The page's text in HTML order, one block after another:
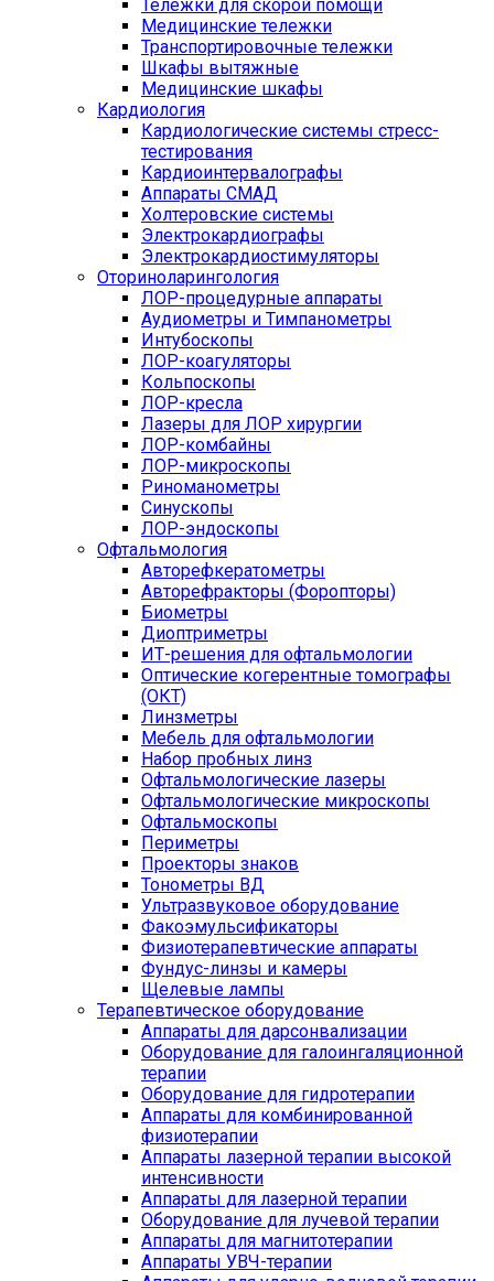
Тележки для скорой помощи
Медицинские тележки
Транспортировочные тележки
Шкафы вытяжные
Медицинские шкафы
Кардиология
Кардиологические системы стресс-
тестирования
Кардиоинтервалографы
Аппараты СМАД
Холтеровские системы
Электрокардиографы
Электрокардиостимуляторы
Оториноларингология
ЛОР-процедурные аппараты
Аудиометры и Тимпанометры
Интубоскопы
ЛОР-коагуляторы
Кольпоскопы
ЛОР-кресла
Лазеры для ЛОР хирургии
ЛОР-комбайны
ЛОР-микроскопы
Риноманометры
Синускопы
ЛОР-эндоскопы
Офтальмология
Авторефкератометры
Авторефракторы (Форопторы)
Биометры
Диоптриметры
ИТ-решения для офтальмологии
Оптические когерентные томографы
(ОКТ)
Линзметры
Мебель для офтальмологии
Набор пробных линз
Офтальмологические лазеры
Офтальмологические микроскопы
Офтальмоскопы
Периметры
Проекторы знаков
Тонометры ВД
Ультразвуковое оборудование
Факоэмульсификаторы
Физиотерапевтические аппараты
Фундус-линзы и камеры
Щелевые лампы
Терапевтическое оборудование
Аппараты для дарсонвализации
Оборудование для галоингаляционной
терапии
Оборудование для гидротерапии
Аппараты для комбинированной
физиотерапии
Аппараты лазерной терапии высокой
интенсивности
Аппараты для лазерной терапии
Оборудование для лучевой терапии
Аппараты для магнитотерапии
Аппараты УВЧ-терапии